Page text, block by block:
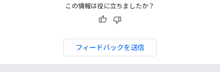
この情報は役に立ちましたか？
フィードバックを送信